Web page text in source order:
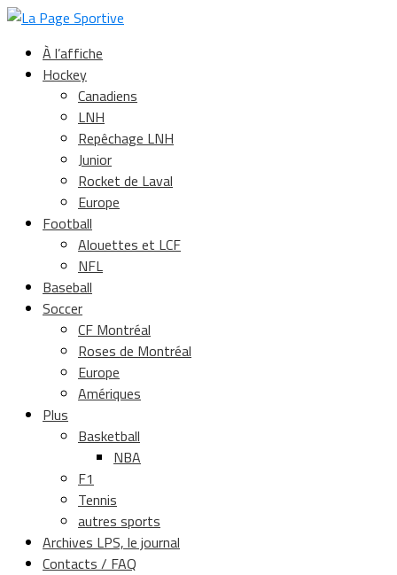
À l’affiche
Hockey
Canadiens
LNH
Repêchage LNH
Junior
Rocket de Laval
Europe
Football
Alouettes et LCF
NFL
Baseball
Soccer
CF Montréal
Roses de Montréal
Europe
Amériques
Plus
Basketball
NBA
F1
Tennis
autres sports
Archives LPS, le journal
Contacts / FAQ